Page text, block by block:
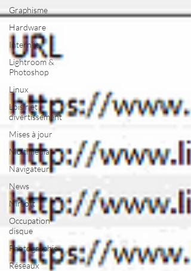
Graphisme
Hardware
Internet
Lightroom &
Photoshop
Linux
Loisir et
divertissement
Mises à jour
Multimedia
Navigateurs
News
Nirsoft
Occupation
disque
Photographie
Réseaux